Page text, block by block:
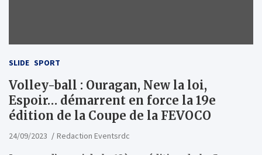
SLIDE SPORT
Volley-ball : Ouragan, New la loi,
Espoir… démarrent en force la 19e
édition de la Coupe de la FEVOCO
24/09/2023 Redaction Eventsrdc